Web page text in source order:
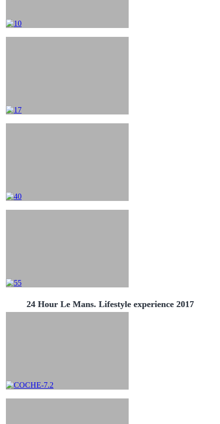
24 Hour Le Mans. Lifestyle experience 2017